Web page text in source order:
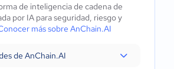
de inteligencia de cadena de
por IA para seguridad, riesgo y
más sobre AnChain.AI
de AnChain.AI